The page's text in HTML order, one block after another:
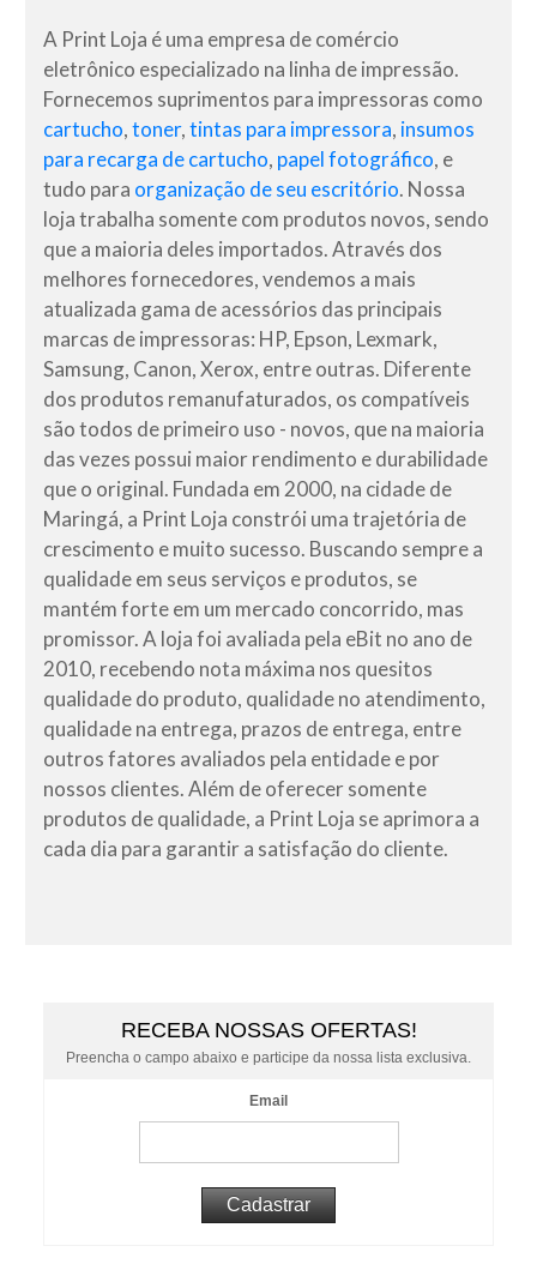
A Print Loja é uma empresa de comércio
eletrônico especializado na linha de impressão.
Fornecemos suprimentos para impressoras como
cartucho,toner,tintas para impressora, insumos
para recarga de cartucho, papel fotográfico, e
tudo para organização de seu escritório. Nossa
loja trabalha somente com produtos novos, sendo
que a maioria deles importados. Através dos
melhores fornecedores, vendemos a mais
atualizada gama de acessórios das principais
marcas de impressoras: HP, Epson, Lexmark,
Samsung, Canon, Xerox, entre outras. Diferente
dos produtos remanufaturados, os compatíveis
são todos de primeiro uso - novos, que na maioria
das vezes possui maior rendimento e durabilidade
que o original. Fundada em 2000, na cidade de
Maringá, a Print Loja constrói uma trajetória de
crescimento e muito sucesso. Buscando sempre a
qualidade em seus serviços e produtos, se
mantém forte em um mercado concorrido, mas
promissor. A loja foi avaliada pela eBit no ano de
2010, recebendo nota máxima nos quesitos
qualidade do produto, qualidade no atendimento,
qualidade na entrega, prazos de entrega, entre
outros fatores avaliados pela entidade e por
nossos clientes. Além de oferecer somente
produtos de qualidade, a Print Loja se aprimora a
cada dia para garantir a satisfação do cliente.
RECEBA NOSSAS OFERTAS!
Preencha o campo abaixo e participe da nossa lista exclusiva.
Email